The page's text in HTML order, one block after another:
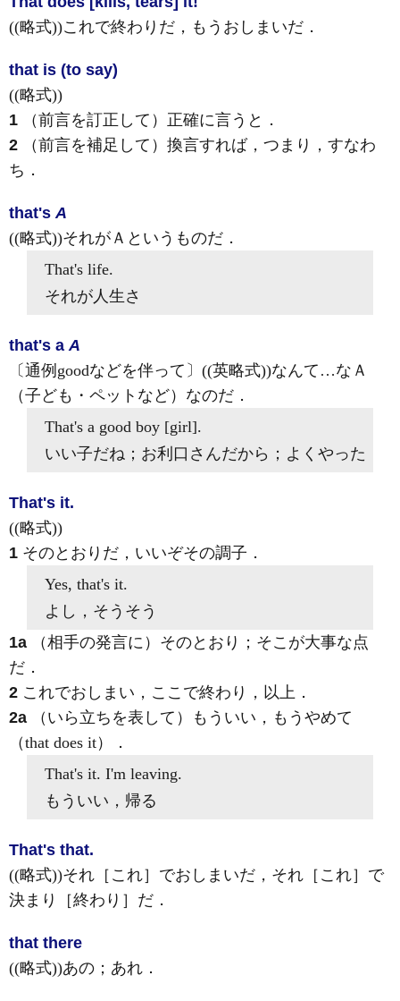
((略式))これで終わりだ，もうおしまいだ ．
that is (to say)
((略式))
1 （前言を訂正して）正確に言うと ．
2 （前言を補足して）換言すれば，つまり，すなわ
ち ．
that'sA
((略式))それがＡというものだ ．
That's life.
それが人生さ
that's aA
〔通例goodなどを伴って〕((英略式))なんて…なＡ
（子ども・ペットなど）なのだ ．
That's a good boy [girl].
いい子だね；お利口さんだから；よくやった
That's it.
((略式))
1 そのとおりだ，いいぞその調子 ．
Yes, that's it.
よし，そうそう
1a （相手の発言に）そのとおり；そこが大事な点
だ ．
2 これでおしまい，ここで終わり，以上 ．
2a （いら立ちを表して）もういい，もうやめて
（that does it）
．
That's it. I'm leaving.
もういい，帰る
That's that.
((略式))それ［これ］でおしまいだ，それ［これ］で
決まり［終わり］だ ．
that there
((略式))あの；あれ ．